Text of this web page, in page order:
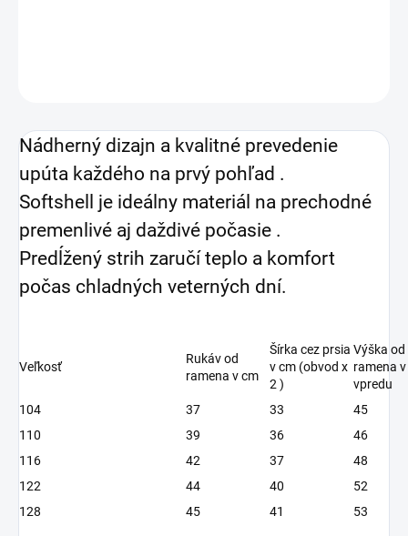
Nádherný dizajn a kvalitné prevedenie
upúta každého na prvý pohľad .
Softshell je ideálny materiál na prechodné
premenlivé aj daždivé počasie .
Predĺžený strih zaručí teplo a komfort
počas chladných veterných dní.
Veľkosť
Rukáv od
ramena v cm
Šírka cez prsia
v cm (obvod x
2 )
Výška od
ramena
vpredu
104
37 33
45
110
39 36
46
116
42 37
48
122
44 40
52
128
45 41 53